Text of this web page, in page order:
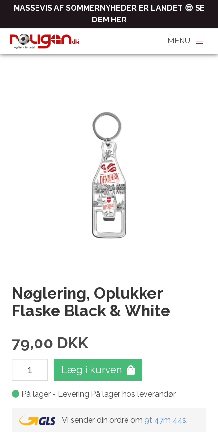
MASSEVIS AF SOMMERNYHEDER ER LANDET 😎 SE
DEM HER
Nøglering, Oplukker
Flaske Black & White
79,00 DKK
Læg i kurven
På lager - Levering På lager hos leverandør
Vi sender din ordre om 9t 47m 44s.